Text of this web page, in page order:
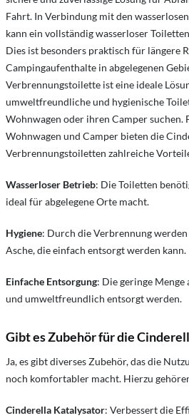
Fahrt. In Verbindung mit den
kann ein vollständig wasserloser
Dies ist besonders praktisch für längere
Campingaufenthalte in abgelegenen
Verbrennungstoilette ist eine ideale
umweltfreundliche und hygienische
Wohnwagen oder ihren Camper suchen.
Wohnwagen und Camper bieten die
Verbrennungstoiletten zahlreiche
Wasserloser Betrieb: Die Toiletten
ideal für abgelegene Orte macht.
Hygiene: Durch die Verbrennung
Asche, die einfach entsorgt werden kann.
Einfache Entsorgung: Die geringe
und umweltfreundlich entsorgt werden.
Gibt es Zubehör für die
Ja, es gibt diverses Zubehör, das die
noch komfortabler macht. Hierzu
Cinderella Katalysator: Verbessert die